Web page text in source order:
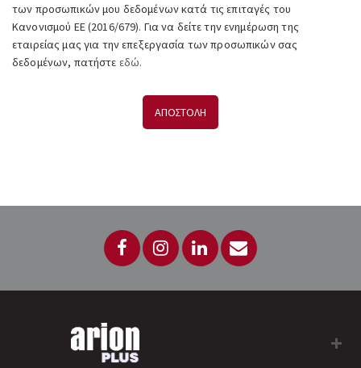
των προσωπικών μου δεδομένων κατά τις επιταγές του
Κανονισμού ΕΕ (2016/679). Για να δείτε την ενημέρωση της
εταιρείας μας για την επεξεργασία των προσωπικών σας
δεδομένων, πατήστε εδώ.
ΑΠΟΣΤΟΛΗ